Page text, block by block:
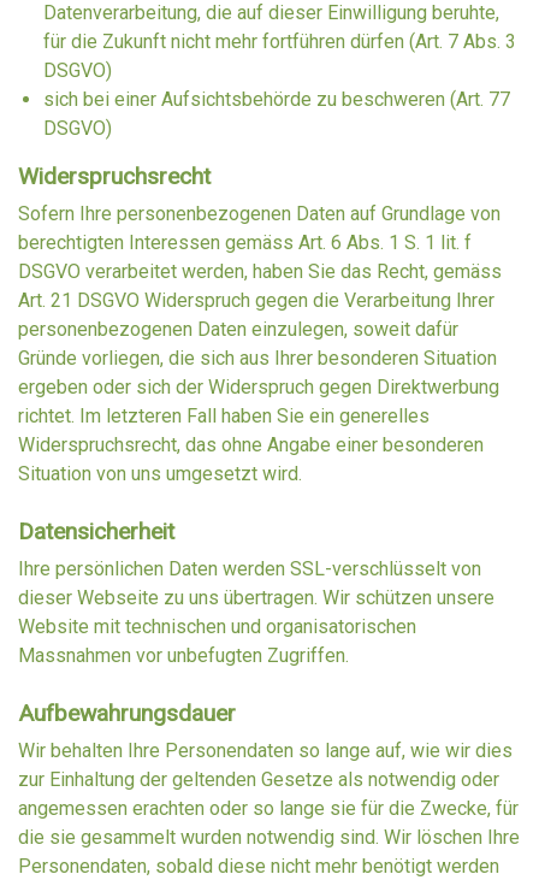
Datenverarbeitung, die auf dieser Einwilligung beruhte,
für die Zukunft nicht mehr fortführen dürfen (Art. 7 Abs. 3
DSGVO)
sich bei einer Aufsichtsbehörde zu beschweren (Art. 77
DSGVO)
Widerspruchsrecht
Sofern Ihre personenbezogenen Daten auf Grundlage von
berechtigten Interessen gemäss Art. 6 Abs. 1 S. 1 lit. f
DSGVO verarbeitet werden, haben Sie das Recht, gemäss
Art. 21 DSGVO Widerspruch gegen die Verarbeitung Ihrer
personenbezogenen Daten einzulegen, soweit dafür
Gründe vorliegen, die sich aus Ihrer besonderen Situation
ergeben oder sich der Widerspruch gegen Direktwerbung
richtet. Im letzteren Fall haben Sie ein generelles
Widerspruchsrecht, das ohne Angabe einer besonderen
Situation von uns umgesetzt wird.
Datensicherheit
Ihre persönlichen Daten werden SSL-verschlüsselt von
dieser Webseite zu uns übertragen. Wir schützen unsere
Website mit technischen und organisatorischen
Massnahmen vor unbefugten Zugriffen.
Aufbewahrungsdauer
Wir behalten Ihre Personendaten so lange auf, wie wir dies
zur Einhaltung der geltenden Gesetze als notwendig oder
angemessen erachten oder so lange sie für die Zwecke, für
die sie gesammelt wurden notwendig sind. Wir löschen Ihre
Personendaten, sobald diese nicht mehr benötigt werden